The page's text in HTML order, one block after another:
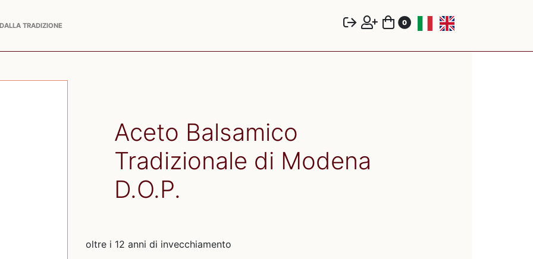
0
TRADIZIONE
Aceto Balsamico
Tradizionale di Modena
D.O.P.
oltre i 12 anni di invecchiamento